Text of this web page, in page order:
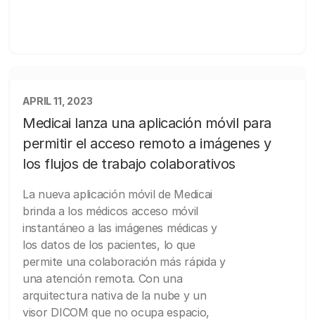
APRIL 11, 2023
Medicai lanza una aplicación móvil para
permitir el acceso remoto a imágenes y
los flujos de trabajo colaborativos
La nueva aplicación móvil de Medicai
brinda a los médicos acceso móvil
instantáneo a las imágenes médicas y
los datos de los pacientes, lo que
permite una colaboración más rápida y
una atención remota. Con una
arquitectura nativa de la nube y un
visor DICOM que no ocupa espacio,